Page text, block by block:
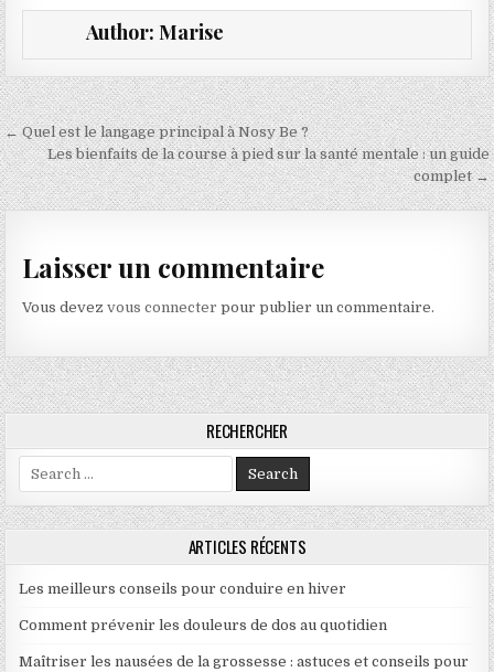
Author: Marise
Navigation de l’article
← Quel est le langage principal à Nosy Be ?
Les bienfaits de la course à pied sur la santé mentale : un guide
complet →
Laisser un commentaire
Vous devezvous connecter pour publier un commentaire.
RECHERCHER
Search for:
ARTICLES RÉCENTS
Les meilleurs conseils pour conduire en hiver
Comment prévenir les douleurs de dos au quotidien
Maîtriser les nausées de la grossesse : astuces et conseils pour